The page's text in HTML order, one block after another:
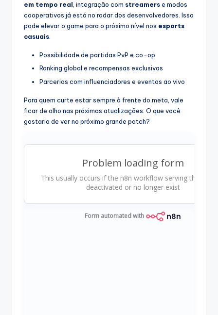
em tempo real, integração com streamerse modos
cooperativos já está no radar dos desenvolvedores. Isso
pode elevar o game para o próximo nível nos esports
casuais.
Possibilidade de partidas PvP e co-op
Ranking global e recompensas exclusivas
Parcerias com influenciadores e eventos ao vivo
Para quem curte estar sempre à frente do meta, vale
ficar de olho nas próximas atualizações. O que você
gostaria de ver no próximo grande patch?